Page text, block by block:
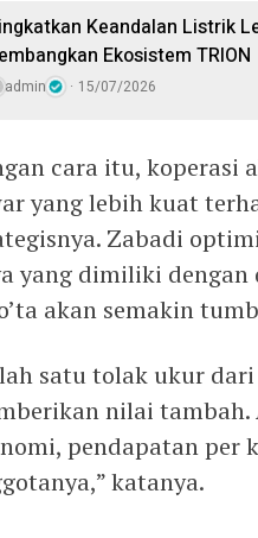
Keandalan Listrik
Ekosistem TRION
admin 15/07/2026
cara itu, koperasi
yang lebih kuat
Zabadi
yang dimiliki
akan semakin
satu tolak ukur
nilai
pendapatan per
katanya.